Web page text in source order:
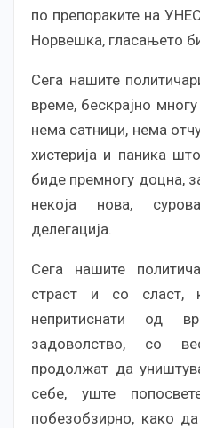
по препораките на
Норвешка, гласањето
Сега нашите
време, бескрајно
нема сатници, нема
хистерија и паника
биде премногу доцна,
некоја нова,
делегација.
Сега нашите
страст и со сласт,
непритиснати од
задоволство, со
продолжат да
себе, уште
побезобзирно, како